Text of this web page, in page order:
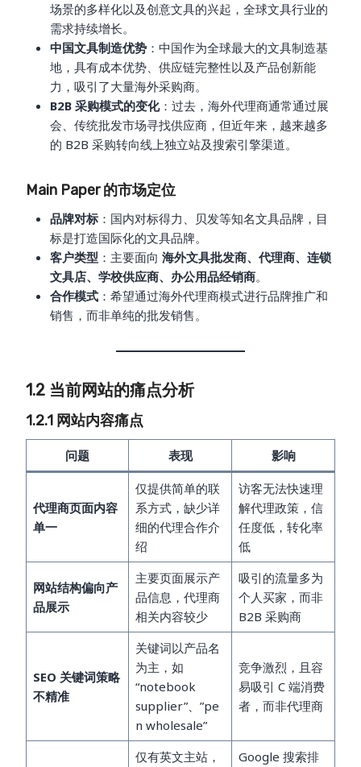
场景的多样化以及创意文具的兴起，全球文具行业的
需求持续增长。
中国文具制造优势 ：中国作为全球最大的文具制造基
地，具有成本优势、供应链完整性以及产品创新能
力，吸引了大量海外采购商。
B2B 采购模式的变化：过去，海外代理商通常通过展
会、传统批发市场寻找供应商，但近年来，越来越多
的 B2B 采购转向线上独立站及搜索引擎渠道。
Main Paper 的市场定位
品牌对标 ：国内对标得力、贝发等知名文具品牌，目
标是打造国际化的文具品牌。
客户类型 ：主要面向 海外文具批发商、代理商、连锁
文具店、学校供应商、办公用品经销商。
合作模式 ：希望通过海外代理商模式进行品牌推广和
销售，而非单纯的批发销售。
1.2 当前网站的痛点分析
1.2.1 网站内容痛点
问题 表现 影响
代理商页面内容
单一
仅提供简单的联
系方式，缺少详
细的代理合作介
绍
访客无法快速理
解代理政策，信
任度低，转化率
低
网站结构偏向产
品展示
主要页面展示产
品信息，代理商
相关内容较少
吸引的流量多为
个人买家，而非
B2B 采购商
SEO 关键词策略
不精准
关键词以产品名
为主，如
“notebook
supplier”、”pe
n wholesale”
竞争激烈，且容
易吸引 C 端消费
者，而非代理商
仅有英文主站，
Google 搜索排